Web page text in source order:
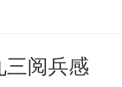
三阅兵感